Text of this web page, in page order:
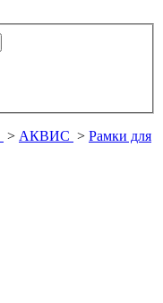
> АКВИС > Рамки для